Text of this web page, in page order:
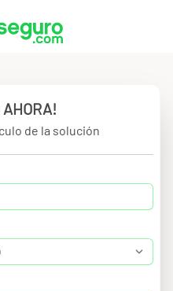
AHORA!
de la solución